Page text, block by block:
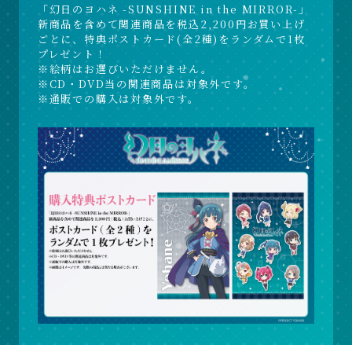
「幻日のヨハネ -SUNSHINE in the MIRROR-」
新商品を含めて関連商品を税込2,200円お買い上げ
ごとに、特典ポストカード(全2種)をランダムで1枚
プレゼント！
※絵柄はお選びいただけません。
※CD・DVD当の関連商品は対象外です。
※通販での購入は対象外です。